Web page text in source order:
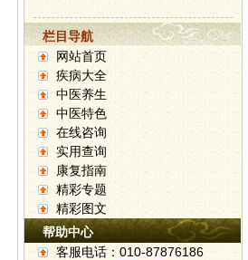
栏目导航
网站首页
疾病大全
中医养生
中医特色
在线咨询
实用查询
康复指南
精彩专题
精彩图文
帮助中心
客服电话：010-87876186